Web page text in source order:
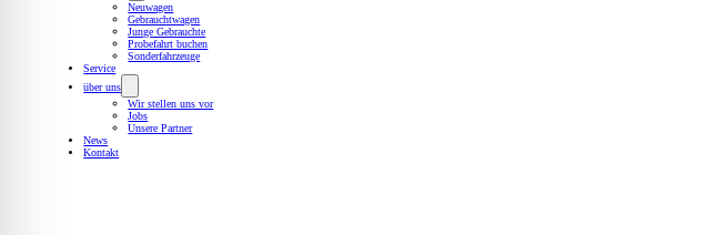
Neuwagen
Gebrauchtwagen
Junge Gebrauchte
Probefahrt buchen
Sonderfahrzeuge
Service
über uns
Wir stellen uns vor
Jobs
Unsere Partner
News
Kontakt